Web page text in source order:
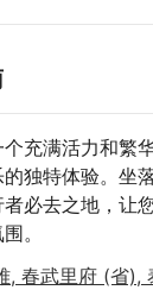
充满活力和繁
独特体验。坐
必去之地，让
。
, 春武里府 (省),